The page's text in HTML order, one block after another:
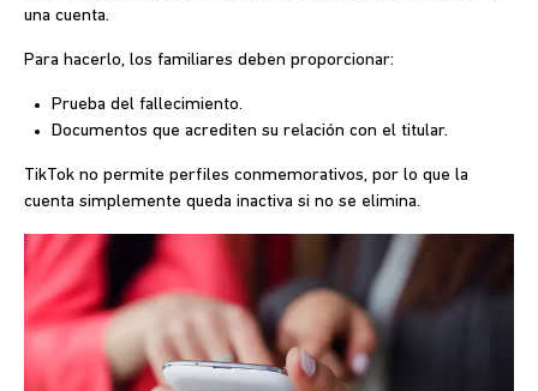
una cuenta.
Para hacerlo, los familiares deben proporcionar:
Prueba del fallecimiento.
Documentos que acrediten su relación con el titular.
TikTok no permite perfiles conmemorativos, por lo que la
cuenta simplemente queda inactiva si no se elimina.